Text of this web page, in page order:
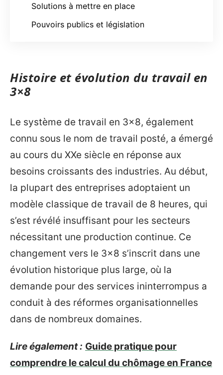
Solutions à mettre en place
Pouvoirs publics et législation
Histoire et évolution du travail en
3×8
Le système de travail en 3×8, également
connu sous le nom de travail posté, a émergé
au cours du XXe siècle en réponse aux
besoins croissants des industries. Au début,
la plupart des entreprises adoptaient un
modèle classique de travail de 8 heures, qui
s’est révélé insuffisant pour les secteurs
nécessitant une production continue. Ce
changement vers le 3×8 s’inscrit dans une
évolution historique plus large, où la
demande pour des services ininterrompus a
conduit à des réformes organisationnelles
dans de nombreux domaines.
Lire également : Guide pratique pour
comprendre le calcul du chômage en France